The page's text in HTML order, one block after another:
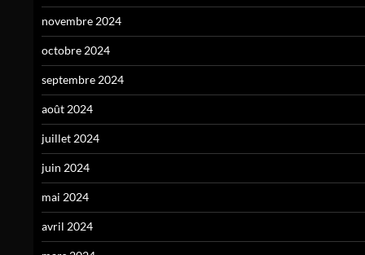
novembre 2024
octobre 2024
septembre 2024
août 2024
juillet 2024
juin 2024
mai 2024
avril 2024